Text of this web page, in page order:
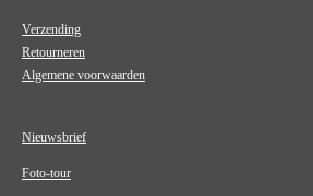
Verzending
Retourneren
Algemene voorwaarden
Nieuwsbrief
Foto-tour